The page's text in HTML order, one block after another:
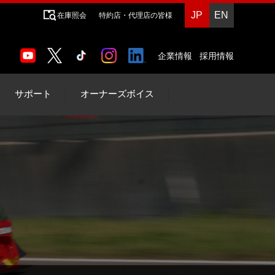
企業情報 採用情報
在庫照会 特約店・代理店の皆様 JP EN
サポート オーナーズボイス